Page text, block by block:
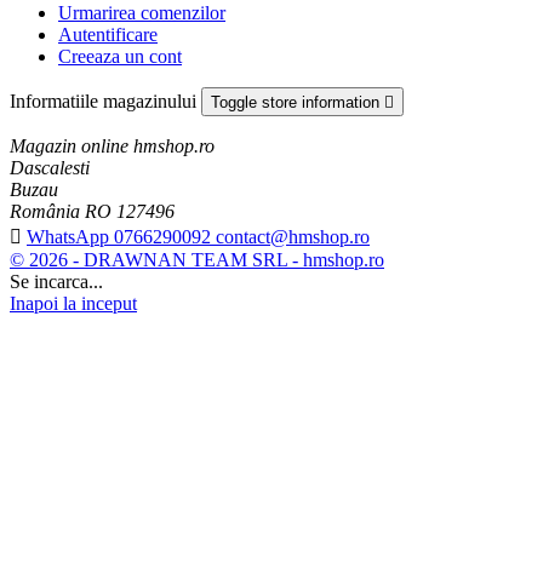
Urmarirea comenzilor
Autentificare
Creeaza un cont
Informatiile magazinului Toggle store information 
Magazin online hmshop.ro
Dascalesti
Buzau
România RO 127496
 WhatsApp 0766290092 contact@hmshop.ro
© 2026 - DRAWNAN TEAM SRL - hmshop.ro
Se incarca...
Inapoi la inceput